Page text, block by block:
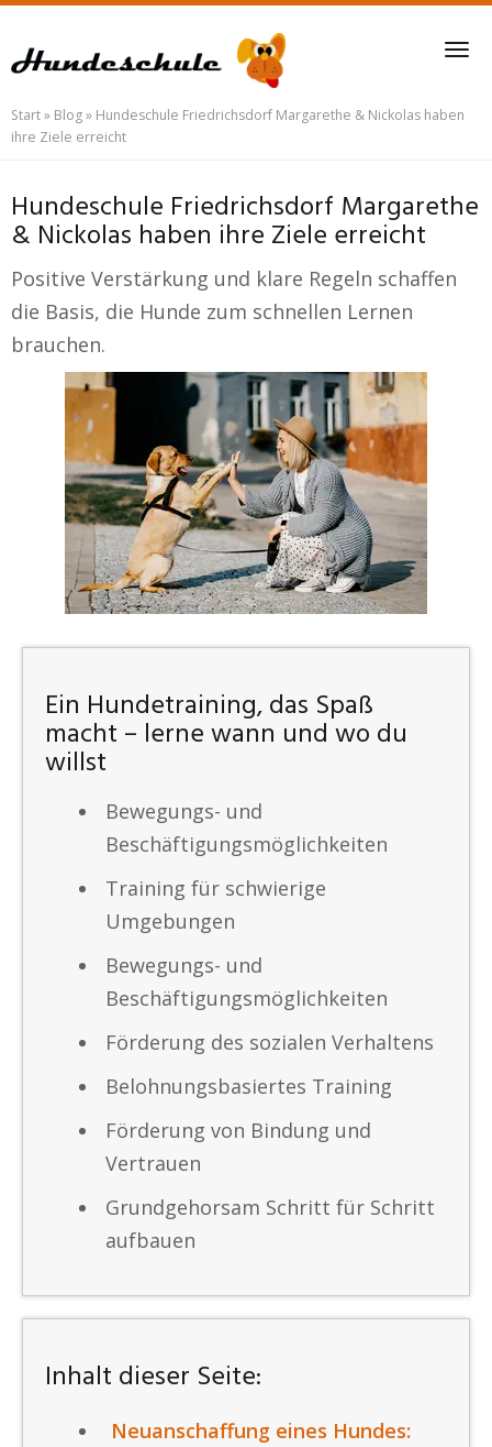
main
content
Start» Blog» Hundeschule Friedrichsdorf Margarethe & Nickolas haben
ihre Ziele erreicht
Hundeschule Friedrichsdorf Margarethe
& Nickolas haben ihre Ziele erreicht
Positive Verstärkung und klare Regeln schaffen
die Basis, die Hunde zum schnellen Lernen
brauchen.
Ein Hundetraining, das Spaß
macht – lerne wann und wo du
willst
Bewegungs- und
Beschäftigungsmöglichkeiten
Training für schwierige
Umgebungen
Bewegungs- und
Beschäftigungsmöglichkeiten
Förderung des sozialen Verhaltens
Belohnungsbasiertes Training
Förderung von Bindung und
Vertrauen
Grundgehorsam Schritt für Schritt
aufbauen
Inhalt dieser Seite:
Neuanschaffung eines Hundes: